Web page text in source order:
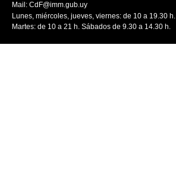
Mail: CdF@imm.gub.uy
Lunes, miércoles, jueves, viernes: de 10 a 19.30 h.
Martes: de 10 a 21 h. Sábados de 9.30 a 14.30 h.